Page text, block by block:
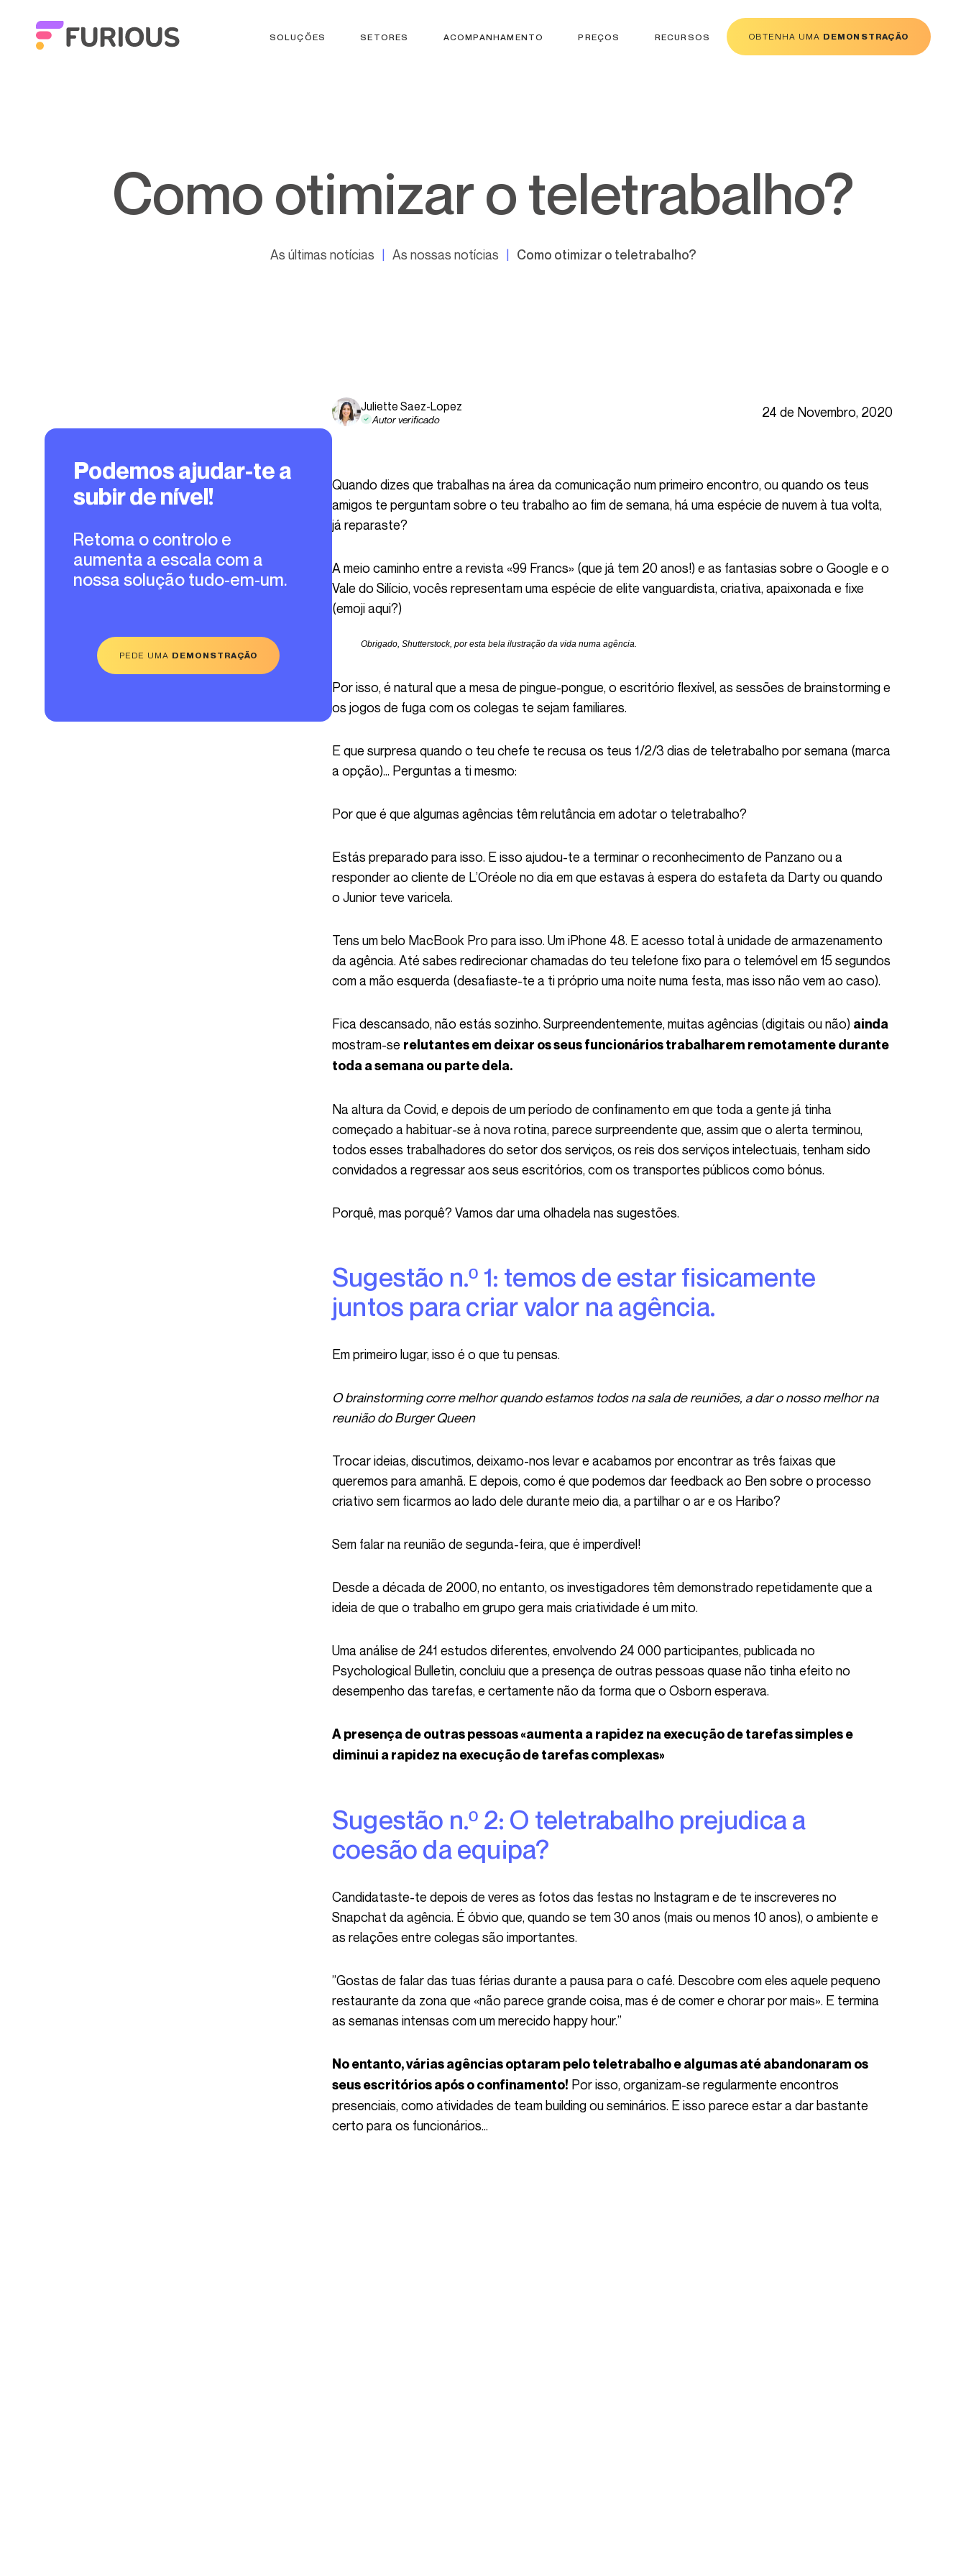
SOLUÇÕES SETORES ACOMPANHAMENTO PREÇOS RECURSOS OBTENHA UMA DEMONSTRAÇÃO
Como otimizar o teletrabalho?
As últimas notícias As nossas notícias Como otimizar o teletrabalho?
Podemos ajudar-te a
subir de nível!
Retoma o controlo e
aumenta a escala com a
nossa solução tudo-em-um.
PEDE UMA DEMONSTRAÇÃO
Juliette Saez-Lopez
Autor verificado 24 de Novembro, 2020
Quando dizes que trabalhas na área da comunicação num primeiro encontro, ou quando os teus
amigos te perguntam sobre o teu trabalho ao fim de semana, há uma espécie de nuvem à tua volta,
já reparaste?
A meio caminho entre a revista «99 Francs» (que já tem 20 anos!) e as fantasias sobre o Google e o
Vale do Silício, vocês representam uma espécie de elite vanguardista, criativa, apaixonada e fixe
(emoji aqui?)
Obrigado, Shutterstock, por esta bela ilustração da vida numa agência.
Por isso, é natural que a mesa de pingue-pongue, o escritório flexível, as sessões de brainstorming e
os jogos de fuga com os colegas te sejam familiares.
E que surpresa quando o teu chefe te recusa os teus 1/2/3 dias de teletrabalho por semana (marca
a opção)… Perguntas a ti mesmo:
Por que é que algumas agências têm relutância em adotar o teletrabalho?
Estás preparado para isso. E isso ajudou-te a terminar o reconhecimento de Panzano ou a
responder ao cliente de L’Oréole no dia em que estavas à espera do estafeta da Darty ou quando
o Junior teve varicela.
Tens um belo MacBook Pro para isso. Um iPhone 48. E acesso total à unidade de armazenamento
da agência. Até sabes redirecionar chamadas do teu telefone fixo para o telemóvel em 15 segundos
com a mão esquerda (desafiaste-te a ti próprio uma noite numa festa, mas isso não vem ao caso).
Fica descansado, não estás sozinho. Surpreendentemente, muitas agências (digitais ou não) ainda
mostram-se relutantes em deixar os seus funcionários trabalharem remotamente durante
toda a semana ou parte dela.
Na altura da Covid, e depois de um período de confinamento em que toda a gente já tinha
começado a habituar-se à nova rotina, parece surpreendente que, assim que o alerta terminou,
todos esses trabalhadores do setor dos serviços, os reis dos serviços intelectuais, tenham sido
convidados a regressar aos seus escritórios, com os transportes públicos como bónus.
Porquê, mas porquê? Vamos dar uma olhadela nas sugestões.
Sugestão n.º 1: temos de estar fisicamente
juntos para criar valor na agência.
Em primeiro lugar, isso é o que tu pensas.
O brainstorming corre melhor quando estamos todos na sala de reuniões, a dar o nosso melhor na
reunião do Burger Queen
Trocar ideias, discutimos, deixamo-nos levar e acabamos por encontrar as três faixas que
queremos para amanhã. E depois, como é que podemos dar feedback ao Ben sobre o processo
criativo sem ficarmos ao lado dele durante meio dia, a partilhar o ar e os Haribo?
Sem falar na reunião de segunda-feira, que é imperdível!
Desde a década de 2000, no entanto, os investigadores têm demonstrado repetidamente que a
ideia de que o trabalho em grupo gera mais criatividade é um mito.
Uma análise de 241 estudos diferentes, envolvendo 24 000 participantes, publicada no
Psychological Bulletin, concluiu que a presença de outras pessoas quase não tinha efeito no
desempenho das tarefas, e certamente não da forma que o Osborn esperava.
A presença de outras pessoas «aumenta a rapidez na execução de tarefas simples e
diminui a rapidez na execução de tarefas complexas»
Sugestão n.º 2: O teletrabalho prejudica a
coesão da equipa?
Candidataste-te depois de veres as fotos das festas no Instagram e de te inscreveres no
Snapchat da agência. É óbvio que, quando se tem 30 anos (mais ou menos 10 anos), o ambiente e
as relações entre colegas são importantes.
”Gostas de falar das tuas férias durante a pausa para o café. Descobre com eles aquele pequeno
restaurante da zona que «não parece grande coisa, mas é de comer e chorar por mais». E termina
as semanas intensas com um merecido happy hour.”
No entanto, várias agências optaram pelo teletrabalho e algumas até abandonaram os
seus escritórios após o confinamento! Por isso, organizam-se regularmente encontros
presenciais, como atividades de team building ou seminários. E isso parece estar a dar bastante
certo para os funcionários…